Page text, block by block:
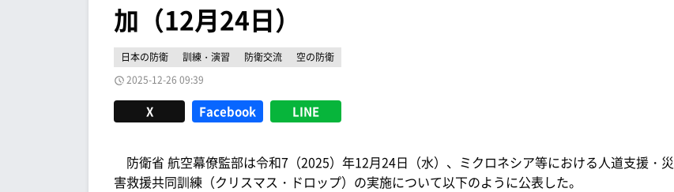
加（12月24日）
日本の防衛 訓練・演習 防衛交流
空の防衛
2025-12-26 09:39
X Facebook LINE
防衛省 航空幕僚監部は令和7（2025）年12月24日（水）、ミクロネシア等における人道支援・災
害救援共同訓練（クリスマス・ドロップ）の実施について以下のように公表した。